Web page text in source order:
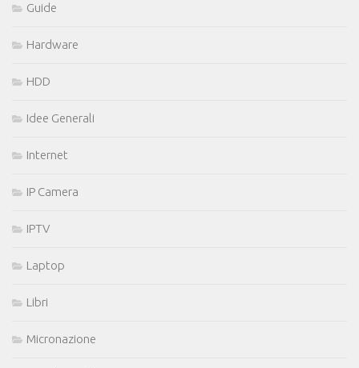
Guide
Hardware
HDD
Idee Generali
Internet
IP Camera
IPTV
Laptop
Libri
Micronazione